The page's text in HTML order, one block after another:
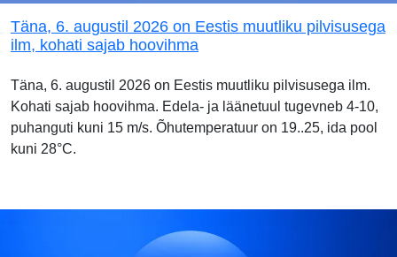
Täna, 6. augustil 2026 on Eestis muutliku pilvisusega
ilm, kohati sajab hoovihma
Täna, 6. augustil 2026 on Eestis muutliku pilvisusega ilm.
Kohati sajab hoovihma. Edela- ja läänetuul tugevneb 4-10,
puhanguti kuni 15 m/s. Õhutemperatuur on 19..25, ida pool
kuni 28°C.